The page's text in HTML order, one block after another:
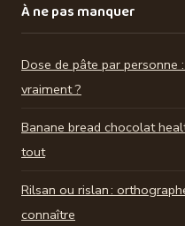
À ne pas manquer
Dose de pâte par personne
vraiment ?
Banane bread chocolat
tout
Rilsan ou rislan :
connaître